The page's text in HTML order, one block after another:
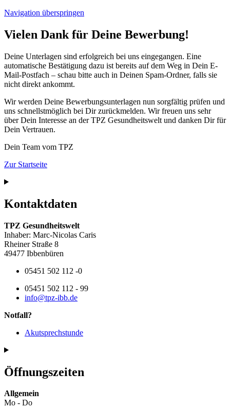
Navigation überspringen
Vielen Dank für Deine Bewerbung!
Deine Unterlagen sind erfolgreich bei uns eingegangen. Eine
automatische Bestätigung dazu ist bereits auf dem Weg in Dein E-
Mail-Postfach – schau bitte auch in Deinen Spam-Ordner, falls sie
nicht direkt ankommt.
Wir werden Deine Bewerbungsunterlagen nun sorgfältig prüfen und
uns schnellstmöglich bei Dir zurückmelden. Wir freuen uns sehr
über Dein Interesse an der TPZ Gesundheitswelt und danken Dir für
Dein Vertrauen.
Dein Team vom TPZ
Zur Startseite
Kontaktdaten
TPZ Gesundheitswelt
Inhaber: Marc-Nicolas Caris
Rheiner Straße 8
49477 Ibbenbüren
05451 502 112 -0
05451 502 112 - 99
info@tpz-ibb.de
Notfall?
Akutsprechstunde
Öffnungszeiten
Allgemein
Mo - Do